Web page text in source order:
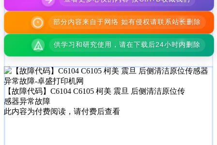
部分内容来自于网络 如有侵权请联系站长删除
供学习和研究使用，请在下载后24小时内删除
【故障代码】C6104 C6105 柯美 震旦 后侧清洁原位传
感器异常故障
此内容为付费阅读，请付费后查看